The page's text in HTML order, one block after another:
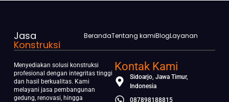
Jasa
Konstruksi
BerandaTentang kamiBlogLayanan
Menyediakan solusi konstruksi
profesional dengan integritas tinggi
dan hasil berkualitas. Kami
melayani jasa pembangunan
gedung, renovasi, hingga
Kontak Kami
Sidoarjo, Jawa Timur,
Indonesia
087898188815